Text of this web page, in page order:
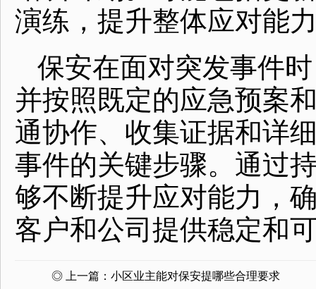
演练，提升整体应对能
保安在面对突发事件
并按照既定的应急预案
通协作、收集证据和详
事件的关键步骤。通过
够不断提升应对能力，
客户和公司提供稳定和
◎ 上一篇： 小区业主能对保安提哪些合理要求